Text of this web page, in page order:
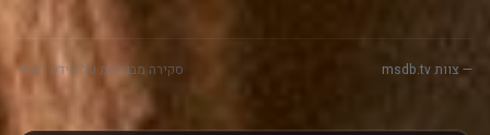
— צוות msdb.tv סקירה מבוססת על מידע רשמי